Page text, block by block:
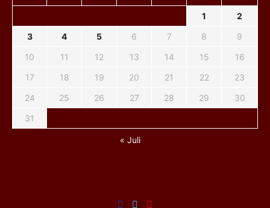
1
2
3
4 5 6 7 8
9
10
11 12 13 14 15
16
17
18 19 20 21 22
23
24
25 26 27 28 29
30
31
« Juli